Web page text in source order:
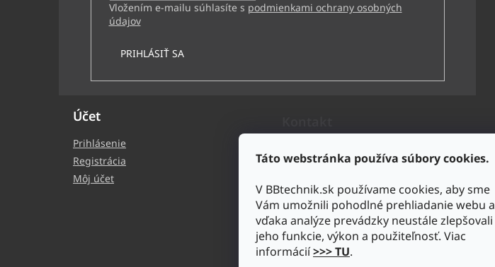
Táto webstránka používa súbory cookies.
V BBtechnik.sk používame cookies, aby sme
Vám umožnili pohodlné prehliadanie webu a
vďaka analýze prevádzky neustále zlepšovali
jeho funkcie, výkon a použiteľnosť. Viac
informácií>>> TU.
Vložením e-mailu súhlasíte s podmienkami ochrany osobných
údajov
PRIHLÁSIŤ SA
Účet
Prihlásenie
Registrácia
Môj účet
bbtechnik
bbtechnik.sk
BB-TECHNIK s.r.o
bbtechnik
https://www.youtube.com/@bb-t
echniks.r.o.7746